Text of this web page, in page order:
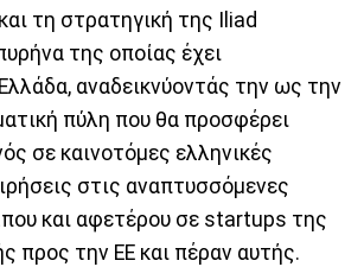
τη στρατηγική της Iliad
της οποίας έχει
αναδεικνύοντάς την ως την
πύλη που θα προσφέρει
σε καινοτόμες ελληνικές
στις αναπτυσσόμενες
και αφετέρου σε startups της
προς την ΕΕ και πέραν αυτής.